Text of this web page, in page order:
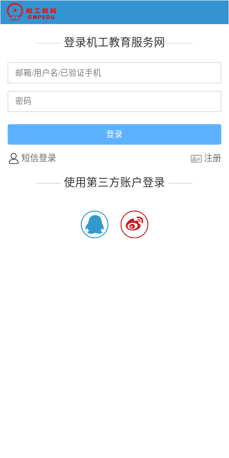
登录机工教育服务网
短信登录 注册
使用第三方账户登录